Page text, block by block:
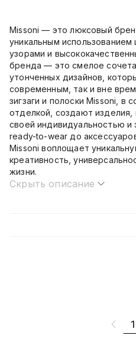
Missoni — это люксовый
уникальным
узорами и
бренда — это смелое
утонченных дизайнов,
современным, так и вне
зигзаги и полоски Missoni, в
отделкой, создают
своей индивидуальностью
ready-to-wear до
Missoni воплощает
креативность,
жизни.
Скрыть описание
1